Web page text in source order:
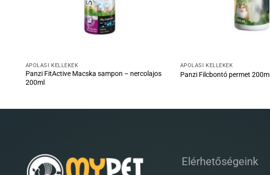
ÁPOLÁSI KELLÉKEK
Panzi FitActive Macska sampon – nercolajos
200ml
ÁPOLÁSI KELLÉKEK
Panzi Filcbontó permet 200ml
Elérhetőségeink